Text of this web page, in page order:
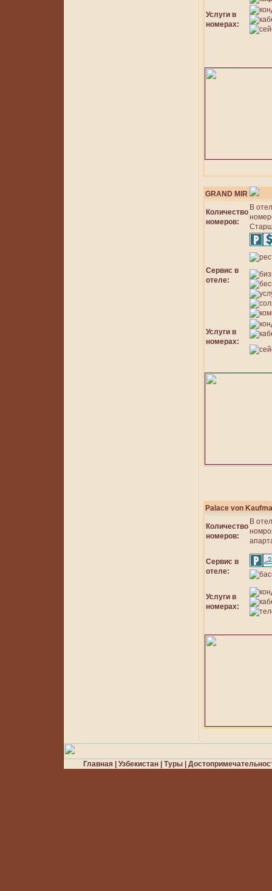
Услуги в
номерах:
GRAND MIR
Количество
номеров:
В
Сервис в
отеле:
Услуги в
номерах:
Palace von
Количество
номеров:
В
Сервис в
отеле:
Услуги в
номерах:
Главная| Узбекистан| Туры|